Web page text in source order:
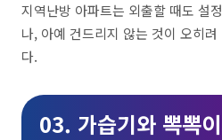
지역난방 아파트는 외출할 때도 설
나, 아예 건드리지 않는 것이 오히
다.
03. 가습기와 뽁뽁